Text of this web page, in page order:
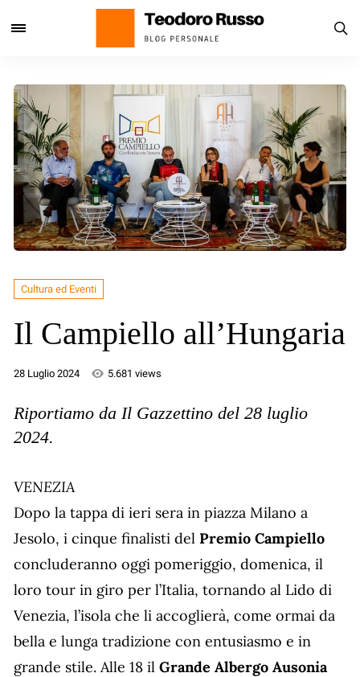
Cultura ed Eventi
Il Campiello all’Hungaria
28 Luglio 2024 5.681 views
Riportiamo da Il Gazzettino del 28 luglio
2024.
VENEZIA
Dopo la tappa di ieri sera in piazza Milano a
Jesolo, i cinque finalisti del Premio Campiello
concluderanno oggi pomeriggio, domenica, il
loro tour in giro per l’Italia, tornando al Lido di
Venezia, l’isola che li accoglierà, come ormai da
bella e lunga tradizione con entusiasmo e in
grande stile. Alle 18 il Grande Albergo Ausonia